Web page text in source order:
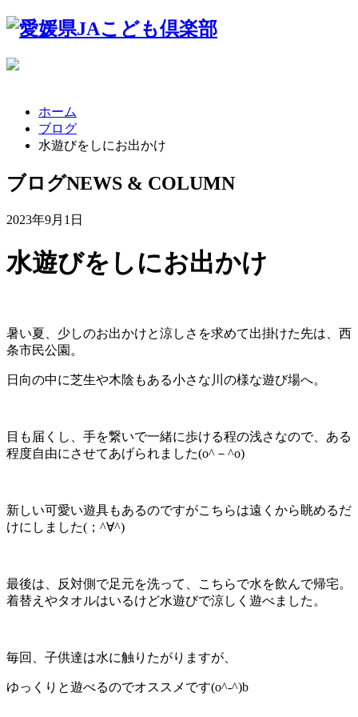
ホーム
ブログ
水遊びをしにお出かけ
ブログNEWS & COLUMN
2023年9月1日
水遊びをしにお出かけ
暑い夏、少しのお出かけと涼しさを求めて出掛けた先は、西
条市民公園。
日向の中に芝生や木陰もある小さな川の様な遊び場へ。
目も届くし、手を繋いで一緒に歩ける程の浅さなので、ある
程度自由にさせてあげられました(o^－^o)
新しい可愛い遊具もあるのですがこちらは遠くから眺めるだ
けにしました(；^∀^)
最後は、反対側で足元を洗って、こちらで水を飲んで帰宅。
着替えやタオルはいるけど水遊びで涼しく遊べました。
毎回、子供達は水に触りたがりますが、
ゆっくりと遊べるのでオススメです(o^-^)b